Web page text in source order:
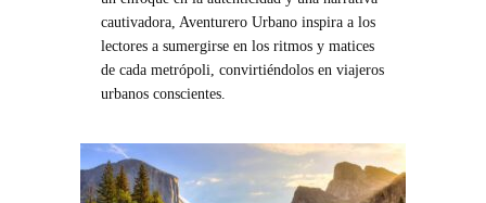
cautivadora, Aventurero Urbano inspira a los
lectores a sumergirse en los ritmos y matices
de cada metrópoli, convirtiéndolos en viajeros
urbanos conscientes.